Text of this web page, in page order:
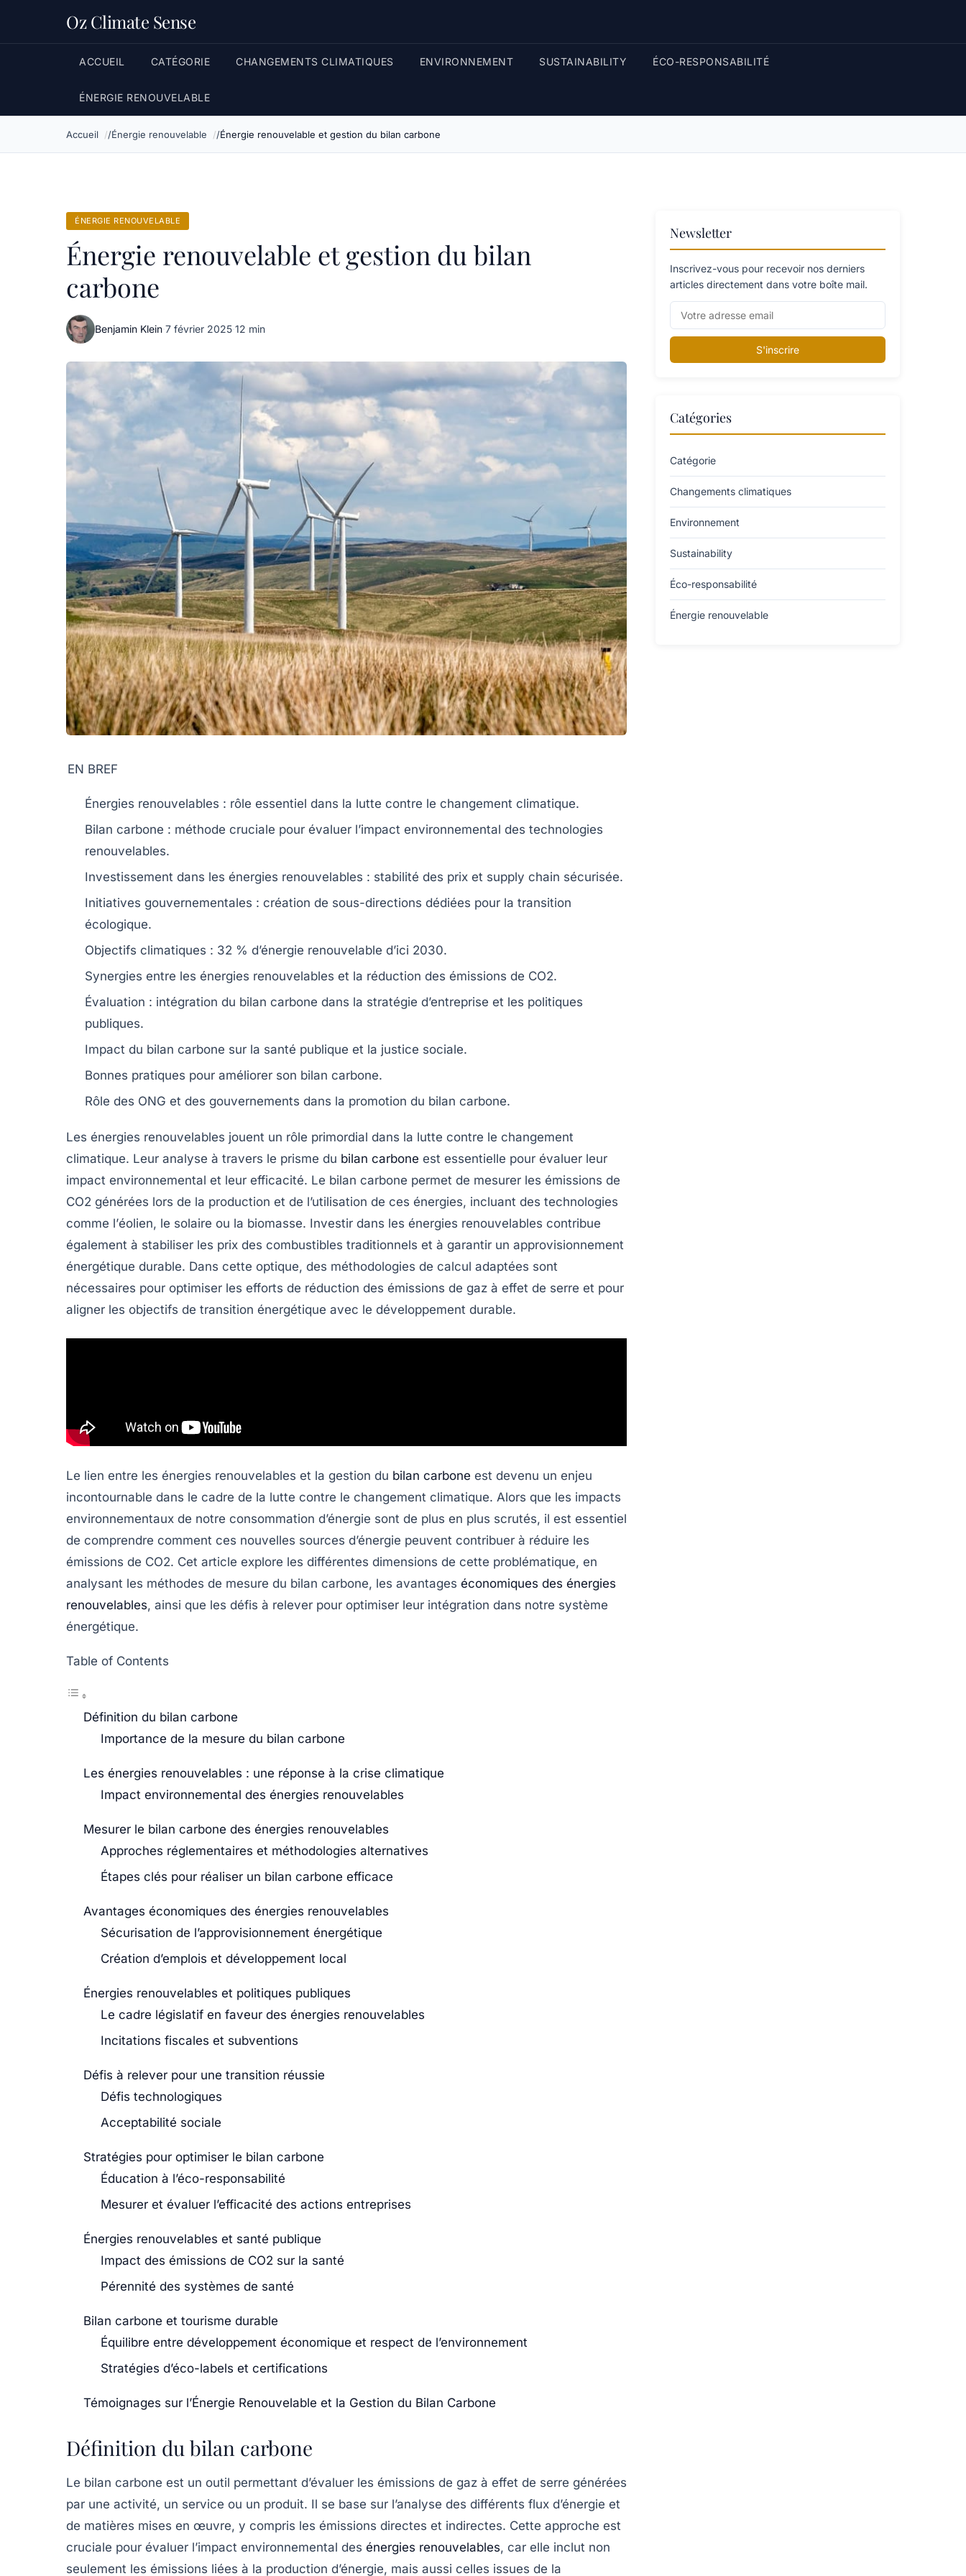
Oz Climate Sense
ACCUEIL CATÉGORIE CHANGEMENTS CLIMATIQUES ENVIRONNEMENT SUSTAINABILITY ÉCO-RESPONSABILITÉ
ÉNERGIE RENOUVELABLE
Accueil Énergie renouvelable Énergie renouvelable et gestion du bilan carbone
ÉNERGIE RENOUVELABLE
Énergie renouvelable et gestion du bilan
carbone
Benjamin Klein·7 février 2025·12 min
EN BREF
Énergies renouvelables : rôle essentiel dans la lutte contre le changement climatique.
Bilan carbone : méthode cruciale pour évaluer l’impact environnemental des technologies
renouvelables.
Investissement dans les énergies renouvelables : stabilité des prix et supply chain sécurisée.
Initiatives gouvernementales : création de sous-directions dédiées pour la transition
écologique.
Objectifs climatiques : 32 % d’énergie renouvelable d’ici 2030.
Synergies entre les énergies renouvelables et la réduction des émissions de CO2.
Évaluation : intégration du bilan carbone dans la stratégie d’entreprise et les politiques
publiques.
Impact du bilan carbone sur la santé publique et la justice sociale.
Bonnes pratiques pour améliorer son bilan carbone.
Rôle des ONG et des gouvernements dans la promotion du bilan carbone.
Les énergies renouvelables jouent un rôle primordial dans la lutte contre le changement
climatique. Leur analyse à travers le prisme du bilan carbone est essentielle pour évaluer leur
impact environnemental et leur efficacité. Le bilan carbone permet de mesurer les émissions de
CO2 générées lors de la production et de l’utilisation de ces énergies, incluant des technologies
comme l’éolien, le solaire ou la biomasse. Investir dans les énergies renouvelables contribue
également à stabiliser les prix des combustibles traditionnels et à garantir un approvisionnement
énergétique durable. Dans cette optique, des méthodologies de calcul adaptées sont
nécessaires pour optimiser les efforts de réduction des émissions de gaz à effet de serre et pour
aligner les objectifs de transition énergétique avec le développement durable.
Le lien entre les énergies renouvelables et la gestion du bilan carbone est devenu un enjeu
incontournable dans le cadre de la lutte contre le changement climatique. Alors que les impacts
environnementaux de notre consommation d’énergie sont de plus en plus scrutés, il est essentiel
de comprendre comment ces nouvelles sources d’énergie peuvent contribuer à réduire les
émissions de CO2. Cet article explore les différentes dimensions de cette problématique, en
analysant les méthodes de mesure du bilan carbone, les avantages économiques des énergies
renouvelables, ainsi que les défis à relever pour optimiser leur intégration dans notre système
énergétique.
Table of Contents
Définition du bilan carbone
Importance de la mesure du bilan carbone
Les énergies renouvelables : une réponse à la crise climatique
Impact environnemental des énergies renouvelables
Mesurer le bilan carbone des énergies renouvelables
Approches réglementaires et méthodologies alternatives
Étapes clés pour réaliser un bilan carbone efficace
Avantages économiques des énergies renouvelables
Sécurisation de l’approvisionnement énergétique
Création d’emplois et développement local
Énergies renouvelables et politiques publiques
Le cadre législatif en faveur des énergies renouvelables
Incitations fiscales et subventions
Défis à relever pour une transition réussie
Défis technologiques
Acceptabilité sociale
Stratégies pour optimiser le bilan carbone
Éducation à l’éco-responsabilité
Mesurer et évaluer l’efficacité des actions entreprises
Énergies renouvelables et santé publique
Impact des émissions de CO2 sur la santé
Pérennité des systèmes de santé
Bilan carbone et tourisme durable
Équilibre entre développement économique et respect de l’environnement
Stratégies d’éco-labels et certifications
Témoignages sur l’Énergie Renouvelable et la Gestion du Bilan Carbone
Définition du bilan carbone
Le bilan carbone est un outil permettant d’évaluer les émissions de gaz à effet de serre générées
par une activité, un service ou un produit. Il se base sur l’analyse des différents flux d’énergie et
de matières mises en œuvre, y compris les émissions directes et indirectes. Cette approche est
cruciale pour évaluer l’impact environnemental des énergies renouvelables, car elle inclut non
seulement les émissions liées à la production d’énergie, mais aussi celles issues de la
Newsletter
Inscrivez-vous pour recevoir nos derniers
articles directement dans votre boîte mail.
S'inscrire
Catégories
Catégorie
Changements climatiques
Environnement
Sustainability
Éco-responsabilité
Énergie renouvelable